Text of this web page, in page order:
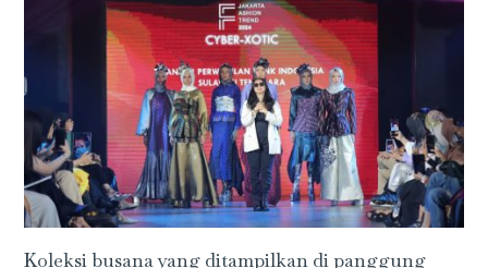
Koleksi busana yang ditampilkan di panggung